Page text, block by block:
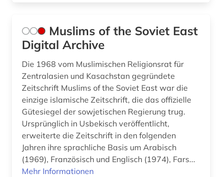
Muslims of the Soviet East
Digital Archive
Die 1968 vom Muslimischen Religionsrat für
Zentralasien und Kasachstan gegründete
Zeitschrift Muslims of the Soviet East war die
einzige islamische Zeitschrift, die das offizielle
Gütesiegel der sowjetischen Regierung trug.
Ursprünglich in Usbekisch veröffentlicht,
erweiterte die Zeitschrift in den folgenden
Jahren ihre sprachliche Basis um Arabisch
(1969), Französisch und Englisch (1974), Fars...
Mehr Informationen